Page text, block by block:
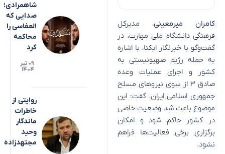
کامران میرمعینی، مدیرکل
فرهنگی دانشگاه ملی مهارت، در
گفت‌و‌گو با خبرنگار ایکنا، با اشاره
به حمله رژیم صهیونیستی به
کشور و اجرای عملیات وعده
صادق ۳ از سوی نیرو‌های مسلح
جمهوری اسلامی ایران، گفت: این
موضوع باعث شد وضعیت خاصی
در کشور حاکم شود و امکان
برگزاری برخی فعالیت‌ها فراهم
نشود.
شاهمرادی؛
صدایی که
العفاسی را
محاکمه
کرد
۰۹ تیر
۱۴۰۴
روایتی از
خاطرات
ماندگار
وحید
مجتهدزاده